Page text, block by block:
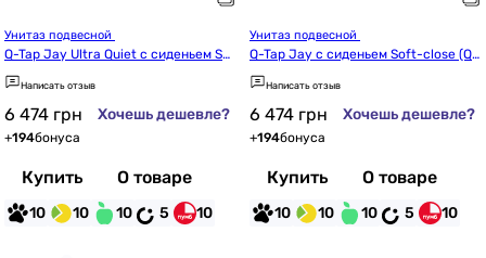
Q-Tap Jay Ultra Quiet с сиденьем Sof
t-close QT07335177W
Написать отзыв
6 474 грн Хочешь дешевле?
+194бонуса
Купить О товаре
10 10 10 5 10
Q-Tap Jay с сиденьем Soft-close (QT
07335175W)
Написать отзыв
6 474 грн Хочешь дешевле?
+194бонуса
Купить О товаре
10 10 10 5 10